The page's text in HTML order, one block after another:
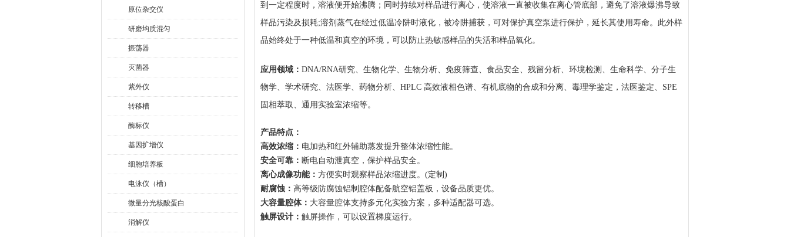
原位杂交仪
研磨均质混匀
振荡器
灭菌器
紫外仪
转移槽
酶标仪
基因扩增仪
细胞培养板
电泳仪（槽）
微量分光核酸蛋白
消解仪
到一定程度时，溶液便开始沸腾；同时持续对样品进行离心，使溶液一直被收集在离心管底部，避免了溶液爆沸导致
样品污染及损耗;溶剂蒸气在经过低温冷阱时液化，被冷阱捕获，可对保护真空泵进行保护，延长其使用寿命。此外样
品始终处于一种低温和真空的环境，可以防止热敏感样品的失活和样品氧化。
应用领域： DNA/RNA研究、生物化学、生物分析、免疫筛查、食品安全、残留分析、环境检测、生命科学、分子生
物学、学术研究、法医学、药物分析、HPLC 高效液相色谱、有机底物的合成和分离、毒理学鉴定，法医鉴定、SPE
固相萃取、通用实验室浓缩等。
产品特点：
高效浓缩： 电加热和红外辅助蒸发提升整体浓缩性能。
安全可靠： 断电自动泄真空，保护样品安全。
离心成像功能： 方便实时观察样品浓缩进度。 (定制)
耐腐蚀： 高等级防腐蚀铝制腔体配备航空铝盖板，设备品质更优。
大容量腔体： 大容量腔体支持多元化实验方案，多种适配器可选。
触屏设计： 触屏操作，可以设置梯度运行。